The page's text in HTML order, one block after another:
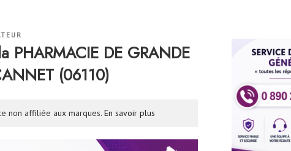
PHARMACIE DE GRANDE
(06110)
non affiliée aux marques. En savoir plus